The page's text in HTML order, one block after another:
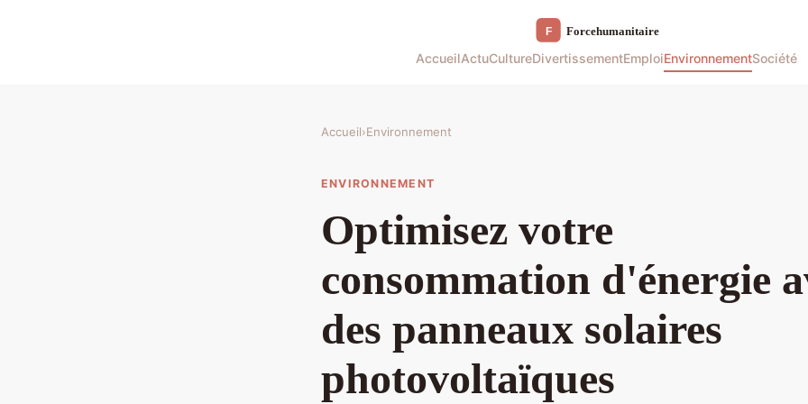
AccueilActuCultureDivertissementEmploiEnvironnementSociété
Accueil›Environnement
ENVIRONNEMENT
Optimisez votre
consommation d'énergie
des panneaux solaires
photovoltaïques